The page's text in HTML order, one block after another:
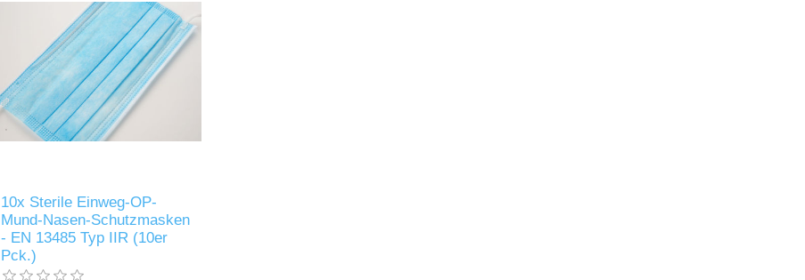
10x Sterile Einweg-OP-
Mund-Nasen-Schutzmasken
- EN 13485 Typ IIR (10er
Pck.)